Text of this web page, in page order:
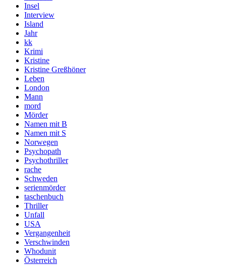
Insel
Interview
Island
Jahr
kk
Krimi
Kristine
Kristine Greßhöner
Leben
London
Mann
mord
Mörder
Namen mit B
Namen mit S
Norwegen
Psychopath
Psychothriller
rache
Schweden
serienmörder
taschenbuch
Thriller
Unfall
USA
Vergangenheit
Verschwinden
Whodunit
Österreich